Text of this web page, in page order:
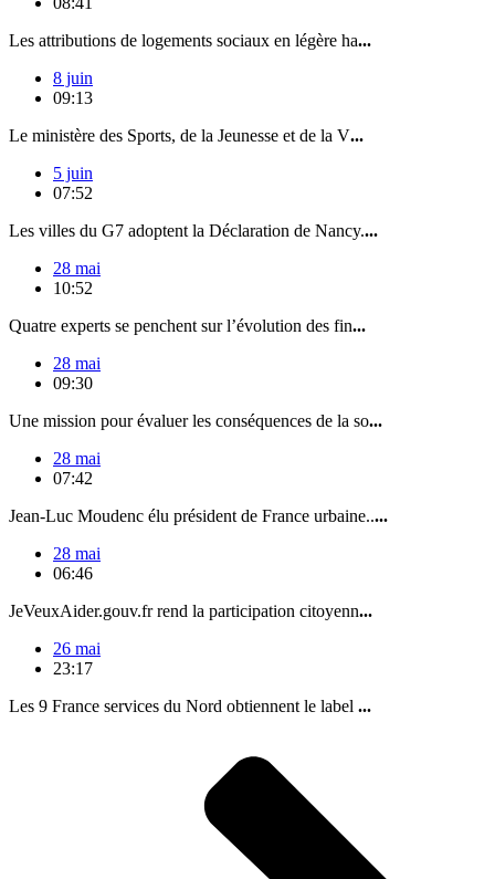
Les attributions de logements sociaux en légère ha...
8 juin
09:13
Le ministère des Sports, de la Jeunesse et de la V...
5 juin
07:52
Les villes du G7 adoptent la Déclaration de Nancy....
28 mai
10:52
Quatre experts se penchent sur l’évolution des fin...
28 mai
09:30
Une mission pour évaluer les conséquences de la so...
28 mai
07:42
Jean-Luc Moudenc élu président de France urbaine.....
28 mai
06:46
JeVeuxAider.gouv.fr rend la participation citoyenn...
26 mai
23:17
Les 9 France services du Nord obtiennent le label ...